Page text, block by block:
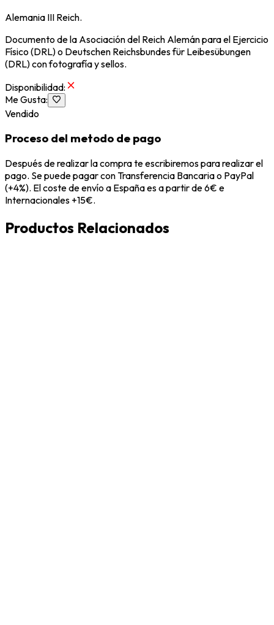
Alemania III Reich.
Documento de la Asociación del Reich Alemán para el Ejercicio
Físico (DRL) o Deutschen Reichsbundes für Leibesübungen
(DRL) con fotografía y sellos.
Disponibilidad:
Me Gusta:
Vendido
Proceso del metodo de pago
Después de realizar la compra te escribiremos para realizar el
pago. Se puede pagar con Transferencia Bancaria o PayPal
(+4%). El coste de envío a España es a partir de 6€ e
Internacionales +15€.
Productos Relacionados